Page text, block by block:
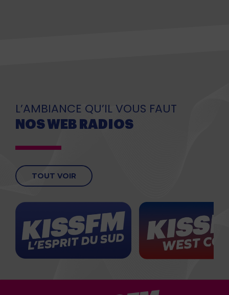
L’AMBIANCE QU’IL VOUS FAUT
NOS WEB RADIOS
TOUT VOIR